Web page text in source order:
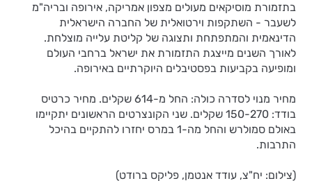
בתזמורת מוסיקאים מעולים מצפון אמריקה, אירופה ובריה"מ
לשעבר - השתקפות וירטואלית של החברה הישראלית
הדינאמית והמתפתחת ותצוגה של קליטת עלייה מוצלחת.
לאורך השנים מייצגת התזמורת את ישראל ברחבי העולם
ומופיעה בקביעות בפסטיבלים היוקרתיים באירופה.
מחיר מנוי לסדרה כולה: החל מ-614 שקלים. מחיר כרטיס
בודד: 150-270 שקלים. שני הקונצרטים הראשונים יתקיימו
באולם סמולרש והחל מה-1 במרס יחזרו להתקיים בהיכל
התרבות.
(צילום: יח"צ, עודד אנטמן, פליקס ברודט)